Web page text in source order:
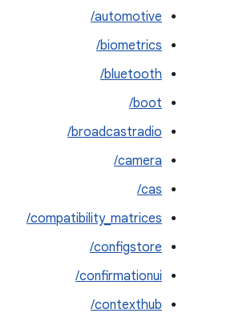
automotive/
biometrics/
bluetooth/
boot/
broadcastradio/
camera/
cas/
compatibility_matrices/
configstore/
confirmationui/
contexthub/